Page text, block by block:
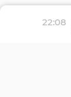
22:08